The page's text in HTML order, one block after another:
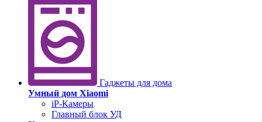
Гаджеты для дома
Умный дом Xiaomi
iP-Камеры
Главный блок УД